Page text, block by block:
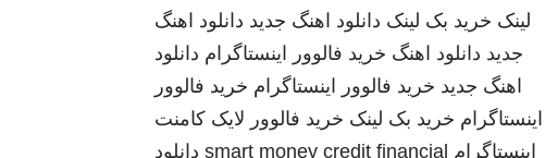
لینک خرید بک لینک دانلود اهنگ جدید دانلود اهنگ
جدید دانلود اهنگ خرید فالوور اینستاگرام دانلود
اهنگ جدید خرید فالوور اینستاگرام خرید فالوور
اینستاگرام خرید بک لینک خرید فالوور لایک کامنت
اینستاگرام smart money credit financial دانلود